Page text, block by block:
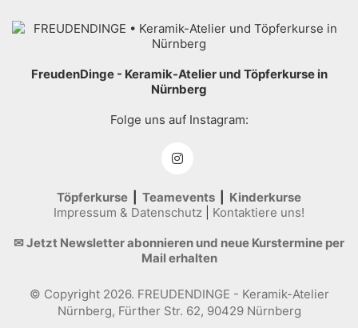
FreudenDinge - Keramik-Atelier und Töpferkurse in
Nürnberg
Folge uns auf Instagram:
Töpferkurse Teamevents
Kinderkurse
Impressum & Datenschutz
Kontaktiere uns!
✉ Jetzt Newsletter abonnieren und neue Kurstermine per
Mail erhalten
© Copyright 2026. FREUDENDINGE - Keramik-Atelier
Nürnberg, Fürther Str. 62, 90429 Nürnberg